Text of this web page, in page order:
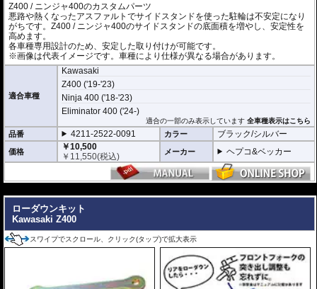
Z400 / ニンジャ400のカスタムパーツ
悪路や熱くなったアスファルトでサイドスタンドを使った駐輪は不安定になり
がちです。Z400 / ニンジャ400のサイドスタンドの底面積を増やし、安定性を
高めます。
各車種専用設計のため、安定した取り付けが可能です。
※画像は代表イメージです。車種により仕様が異なる場合があります。
適合車種
Kawasaki
Z400 ('19-'23)
Ninja 400 ('18-'23)
Eliminator 400 ('24-)
適合の一部のみ表示しています全車種表示はこちら
品番 4211-2522-0091 カラー ブラック/シルバー
価格
￥10,500
￥ 11,550(税込) メーカー ヘプコ&ベッカー
ローダウンキット
Kawasaki Z400
スワイプでスクロール、クリック(タップ)で拡大表示